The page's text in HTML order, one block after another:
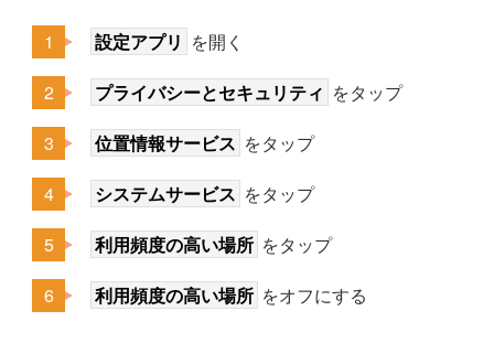
設定アプリ を開く
プライバシーとセキュリティ をタップ
位置情報サービス をタップ
システムサービス をタップ
利用頻度の高い場所 をタップ
利用頻度の高い場所 をオフにする